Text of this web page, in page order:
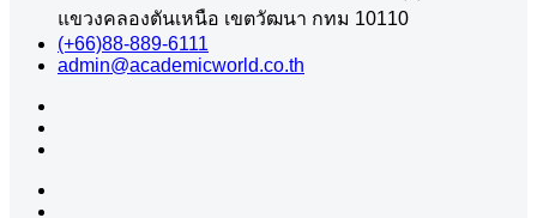
แขวงคลองตันเหนือ เขตวัฒนา กทม 10110
(+66)88-889-6111
admin@academicworld.co.th